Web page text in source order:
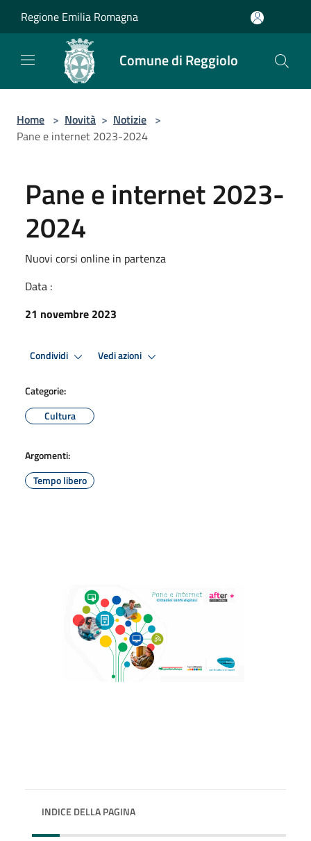
Regione Emilia Romagna
Comune di Reggiolo
Home > Novità > Notizie >
Pane e internet 2023-2024
Pane e internet 2023-
2024
Nuovi corsi online in partenza
Data :
21 novembre 2023
Condividi Vedi azioni
Categorie:
Cultura
Argomenti:
Tempo libero
INDICE DELLA PAGINA